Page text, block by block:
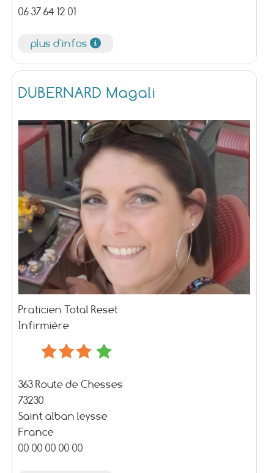
06 37 64 12 01
plus d'infos
DUBERNARD Magali
Praticien Total Reset
Infirmière
363 Route de Chesses
73230
Saint alban leysse
France
00 00 00 00 00